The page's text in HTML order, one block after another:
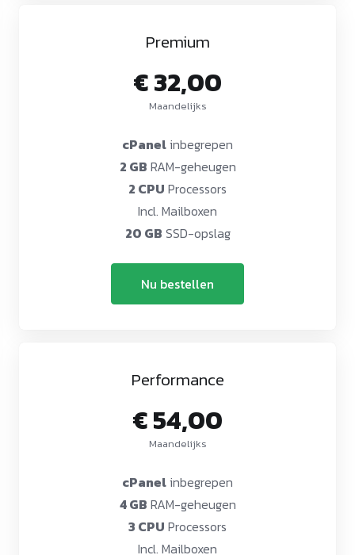
Premium
€ 32,00
Maandelijks
cPanelinbegrepen
2 GB RAM-geheugen
2 CPU Processors
Incl. Mailboxen
20 GB SSD-opslag
Nu bestellen
Performance
€ 54,00
Maandelijks
cPanelinbegrepen
4 GB RAM-geheugen
3 CPU Processors
Incl. Mailboxen